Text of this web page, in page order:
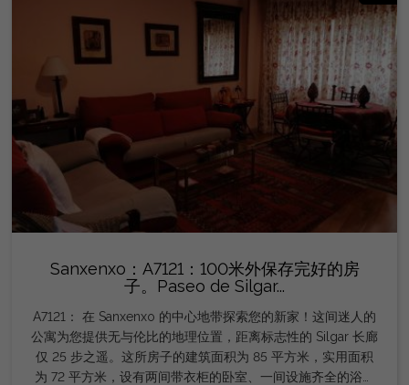
款保险**或银行担保。 - **工作证明**。 租期最长可达10个
月，让您在需要的时间内灵活享受这处美好房产。 如果该房
产及其要求符合您的需求，请随时联系我们。我们随时为您解
答任何问题并协助您完成整个过程。 **联系热线**：
626886523，营销**：戈登房地产集团** 我们期待帮助您找到
新家！
Sanxenxo：A7121：100米外保存完好的房
子。Paseo de Silgar...
A7121： 在 Sanxenxo 的中心地带探索您的新家！这间迷人的
公寓为您提供无与伦比的地理位置，距离标志性的 Silgar 长廊
仅 25 步之遥。这所房子的建筑面积为 85 平方米，实用面积
为 72 平方米，设有两间带衣柜的卧室、一间设施齐全的浴室